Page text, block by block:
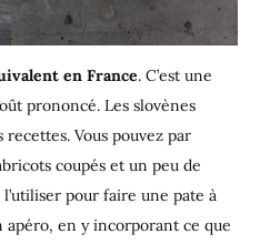
en France. C’est une
prononcé. Les slovènes
Vous pouvez par
coupés et un peu de
pour faire une pate à
en y incorporant ce que